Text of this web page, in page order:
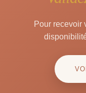
Pour recevoir